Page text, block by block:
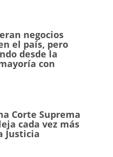
negocios
el país, pero
desde la
con
Corte Suprema
cada vez más
Justicia